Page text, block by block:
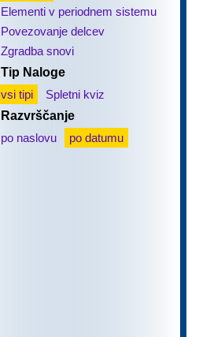
Elementi v periodnem sistemu
Povezovanje delcev
Zgradba snovi
Tip Naloge
vsi tipi
Spletni kviz
Razvrščanje
po naslovu
po datumu